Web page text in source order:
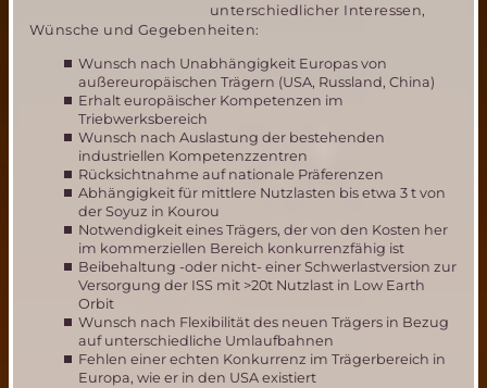
unterschiedlicher Interessen,
Wünsche und Gegebenheiten:
Wunsch nach Unabhängigkeit Europas von
außereuropäischen Trägern (USA, Russland, China)
Erhalt europäischer Kompetenzen im
Triebwerksbereich
Wunsch nach Auslastung der bestehenden
industriellen Kompetenzzentren
Rücksichtnahme auf nationale Präferenzen
Abhängigkeit für mittlere Nutzlasten bis etwa 3 t von
der Soyuz in Kourou
Notwendigkeit eines Trägers, der von den Kosten her
im kommerziellen Bereich konkurrenzfähig ist
Beibehaltung -oder nicht- einer Schwerlastversion zur
Versorgung der ISS mit >20t Nutzlast in Low Earth
Orbit
Wunsch nach Flexibilität des neuen Trägers in Bezug
auf unterschiedliche Umlaufbahnen
Fehlen einer echten Konkurrenz im Trägerbereich in
Europa, wie er in den USA existiert